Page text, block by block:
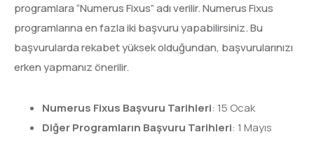
programlara “Numerus Fixus” adı verilir. Numerus Fixus
programlarına en fazla iki başvuru yapabilirsiniz. Bu
başvurularda rekabet yüksek olduğundan, başvurularınızı
erken yapmanız önerilir.
Numerus Fixus Başvuru Tarihleri: 15 Ocak
Diğer Programların Başvuru Tarihleri: 1 Mayıs